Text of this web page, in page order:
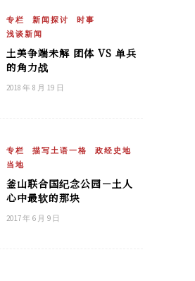
专栏 新闻探讨
时事
浅谈新闻
土美争端未解 团体 VS 单兵
的角力战
2018 年 8 月 19 日
专栏 描写土语一格
政经史地
当地
釜山联合国纪念公园－土人
心中最软的那块
2017 年 6 月 9 日